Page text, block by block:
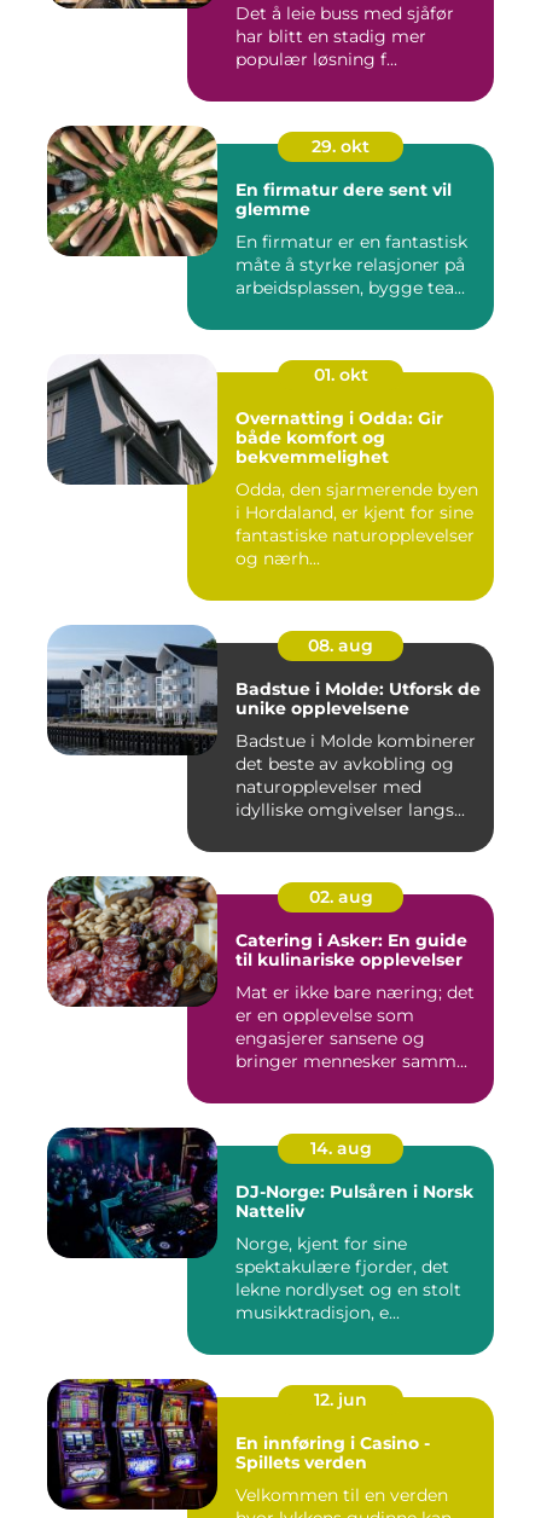
Det å leie buss med sjåfør
har blitt en stadig mer
populær løsning f...
29. okt
En firmatur dere sent vil
glemme
En firmatur er en fantastisk
måte å styrke relasjoner på
arbeidsplassen, bygge tea...
01. okt
Overnatting i Odda: Gir
både komfort og
bekvemmelighet
Odda, den sjarmerende byen
i Hordaland, er kjent for sine
fantastiske naturopplevelser
og nærh...
08. aug
Badstue i Molde: Utforsk de
unike opplevelsene
Badstue i Molde kombinerer
det beste av avkobling og
naturopplevelser med
idylliske omgivelser langs...
02. aug
Catering i Asker: En guide
til kulinariske opplevelser
Mat er ikke bare næring; det
er en opplevelse som
engasjerer sansene og
bringer mennesker samm...
14. aug
DJ-Norge: Pulsåren i Norsk
Natteliv
Norge, kjent for sine
spektakulære fjorder, det
lekne nordlyset og en stolt
musikktradisjon, e...
12. jun
En innføring i Casino -
Spillets verden
Velkommen til en verden